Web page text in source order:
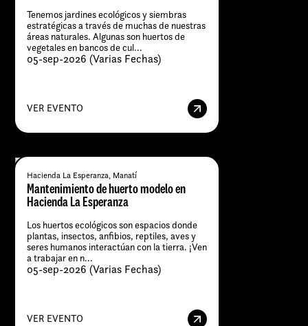
Tenemos jardines ecológicos y siembras
estratégicas a través de muchas de nuestras
áreas naturales. Algunas son huertos de
vegetales en bancos de cul...
05-sep-2026 (Varias Fechas)
VER EVENTO
Hacienda La Esperanza, Manatí
Mantenimiento de huerto modelo en
Hacienda La Esperanza
Los huertos ecológicos son espacios donde
plantas, insectos, anfibios, reptiles, aves y
seres humanos interactúan con la tierra. ¡Ven
a trabajar en n...
05-sep-2026 (Varias Fechas)
VER EVENTO